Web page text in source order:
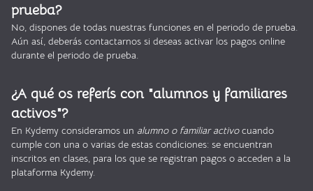
prueba?
No, dispones de todas nuestras funciones en el periodo de prueba.
Aún así, deberás contactarnos si deseas activar los pagos online
durante el periodo de prueba.
¿A qué os referís con "alumnos y familiares
activos"?
En Kydemy consideramos un alumno o familiar activocuando
cumple con una o varias de estas condiciones: se encuentran
inscritos en clases, para los que se registran pagos o acceden a la
plataforma Kydemy.